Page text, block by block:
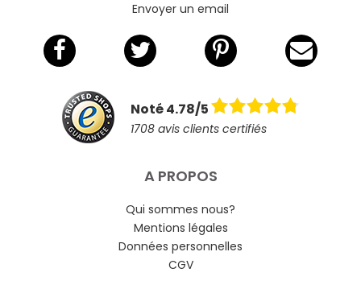
Envoyer un email
Noté 4.78/5
1708 avis clients certifiés
A PROPOS
Qui sommes nous?
Mentions légales
Données personnelles
CGV